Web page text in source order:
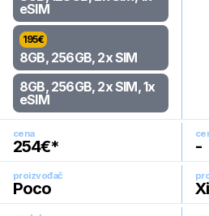
eSIM
195€
8GB, 256GB, 2x SIM
8GB, 256GB, 2x SIM, 1x
eSIM
cena
254€* -
proizvođač
Poco